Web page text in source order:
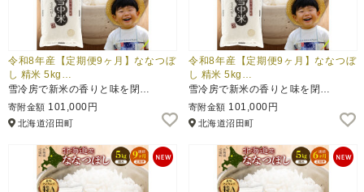
令和8年産【定期便9ヶ月】ななつぼ
し 精米 5kg…
雪冷房で新米の香りと味を閉…
寄附金額 101,000円
北海道沼田町
令和8年産【定期便9ヶ月】ななつぼ
し 精米 5kg…
雪冷房で新米の香りと味を閉…
寄附金額 101,000円
北海道沼田町